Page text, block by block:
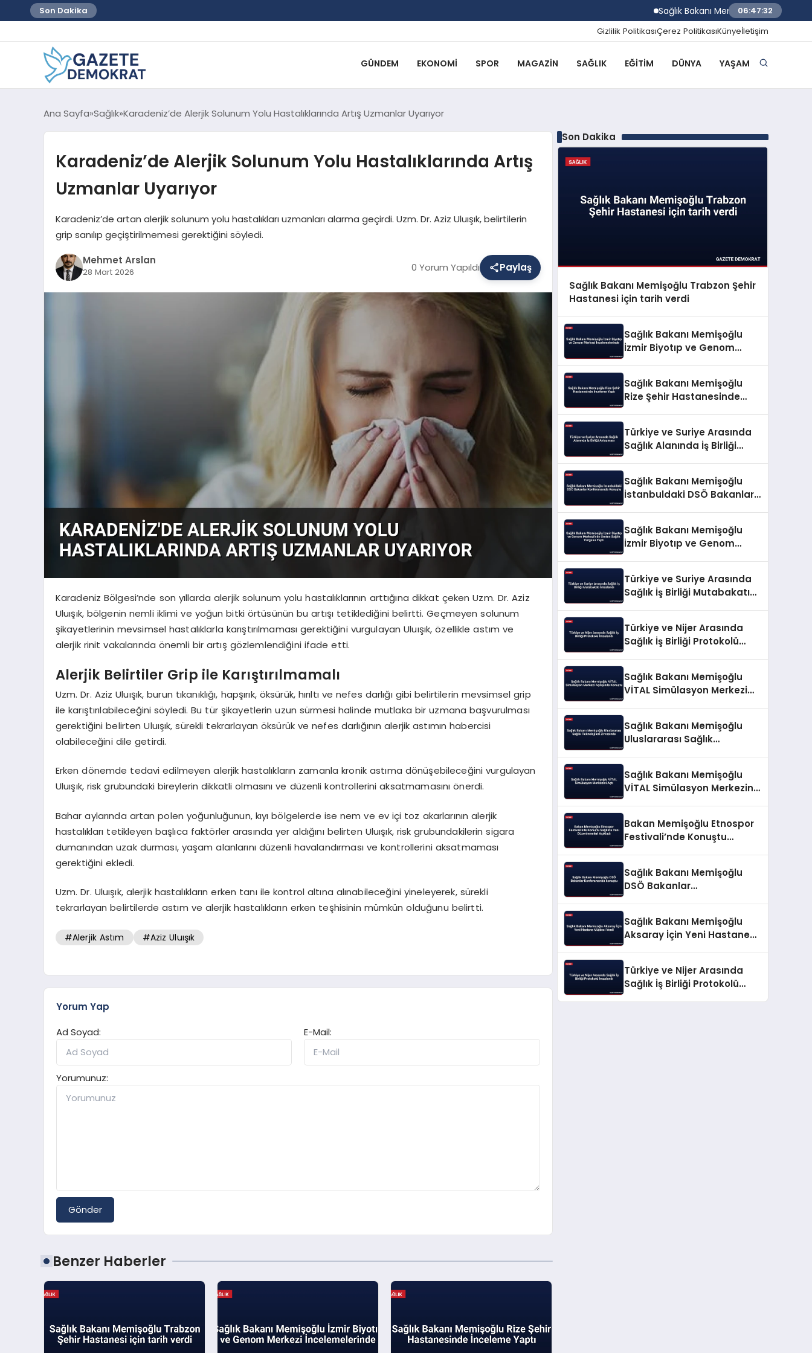
Son Dakika Sağlık Bakanı Memişoğlu Trabzon Şehir
06:47:33
Gizlilik PolitikasıÇerez PolitikasıKünyeİletişim
GÜNDEM EKONOMI SPOR MAGAZIN SAĞLIK EĞITIM DÜNYA YAŞAM
Ana Sayfa Sağlık Karadeniz’de Alerjik Solunum Yolu Hastalıklarında Artış Uzmanlar Uyarıyor
Karadeniz’de Alerjik Solunum Yolu Hastalıklarında Artış
Uzmanlar Uyarıyor
Karadeniz’de artan alerjik solunum yolu hastalıkları uzmanları alarma geçirdi. Uzm. Dr. Aziz Uluışık, belirtilerin
grip sanılıp geçiştirilmemesi gerektiğini söyledi.
Mehmet Arslan
28 Mart 2026 0 Yorum Yapıldı Paylaş
Karadeniz Bölgesi’nde son yıllarda alerjik solunum yolu hastalıklarının arttığına dikkat çeken Uzm. Dr. Aziz
Uluışık, bölgenin nemli iklimi ve yoğun bitki örtüsünün bu artışı tetiklediğini belirtti. Geçmeyen solunum
şikayetlerinin mevsimsel hastalıklarla karıştırılmaması gerektiğini vurgulayan Uluışık, özellikle astım ve
alerjik rinit vakalarında önemli bir artış gözlemlendiğini ifade etti.
Alerjik Belirtiler Grip ile Karıştırılmamalı
Uzm. Dr. Aziz Uluışık, burun tıkanıklığı, hapşırık, öksürük, hırıltı ve nefes darlığı gibi belirtilerin mevsimsel grip
ile karıştırılabileceğini söyledi. Bu tür şikayetlerin uzun sürmesi halinde mutlaka bir uzmana başvurulması
gerektiğini belirten Uluışık, sürekli tekrarlayan öksürük ve nefes darlığının alerjik astımın habercisi
olabileceğini dile getirdi.
Erken dönemde tedavi edilmeyen alerjik hastalıkların zamanla kronik astıma dönüşebileceğini vurgulayan
Uluışık, risk grubundaki bireylerin dikkatli olmasını ve düzenli kontrollerini aksatmamasını önerdi.
Bahar aylarında artan polen yoğunluğunun, kıyı bölgelerde ise nem ve ev içi toz akarlarının alerjik
hastalıkları tetikleyen başlıca faktörler arasında yer aldığını belirten Uluışık, risk grubundakilerin sigara
dumanından uzak durması, yaşam alanlarını düzenli havalandırması ve kontrollerini aksatmaması
gerektiğini ekledi.
Uzm. Dr. Uluışık, alerjik hastalıkların erken tanı ile kontrol altına alınabileceğini yineleyerek, sürekli
tekrarlayan belirtilerde astım ve alerjik hastalıkların erken teşhisinin mümkün olduğunu belirtti.
#Alerjik Astım #Aziz Uluışık
Yorum Yap
Ad Soyad:
E-Mail:
Yorumunuz:
Gönder
Benzer Haberler
Son Dakika
Sağlık Bakanı Memişoğlu Trabzon Şehir
Hastanesi için tarih verdi
Sağlık Bakanı Memişoğlu
İzmir Biyotıp ve Genom
Sağlık Bakanı Memişoğlu
Rize Şehir Hastanesinde
Türkiye ve Suriye Arasında
Sağlık Alanında İş Birliği
Sağlık Bakanı Memişoğlu
İstanbuldaki DSÖ Bakanlar
Sağlık Bakanı Memişoğlu
İzmir Biyotıp ve Genom
Türkiye ve Suriye Arasında
Sağlık İş Birliği Mutabakatı
Türkiye ve Nijer Arasında
Sağlık İş Birliği Protokolü
Sağlık Bakanı Memişoğlu
VİTAL Simülasyon Merkezi
Sağlık Bakanı Memişoğlu
Uluslararası Sağlık
Sağlık Bakanı Memişoğlu
VİTAL Simülasyon Merkezini
Bakan Memişoğlu Etnospor
Festivali’nde Konuştu
Sağlık Bakanı Memişoğlu
DSÖ Bakanlar
Sağlık Bakanı Memişoğlu
Aksaray İçin Yeni Hastane
Türkiye ve Nijer Arasında
Sağlık İş Birliği Protokolü